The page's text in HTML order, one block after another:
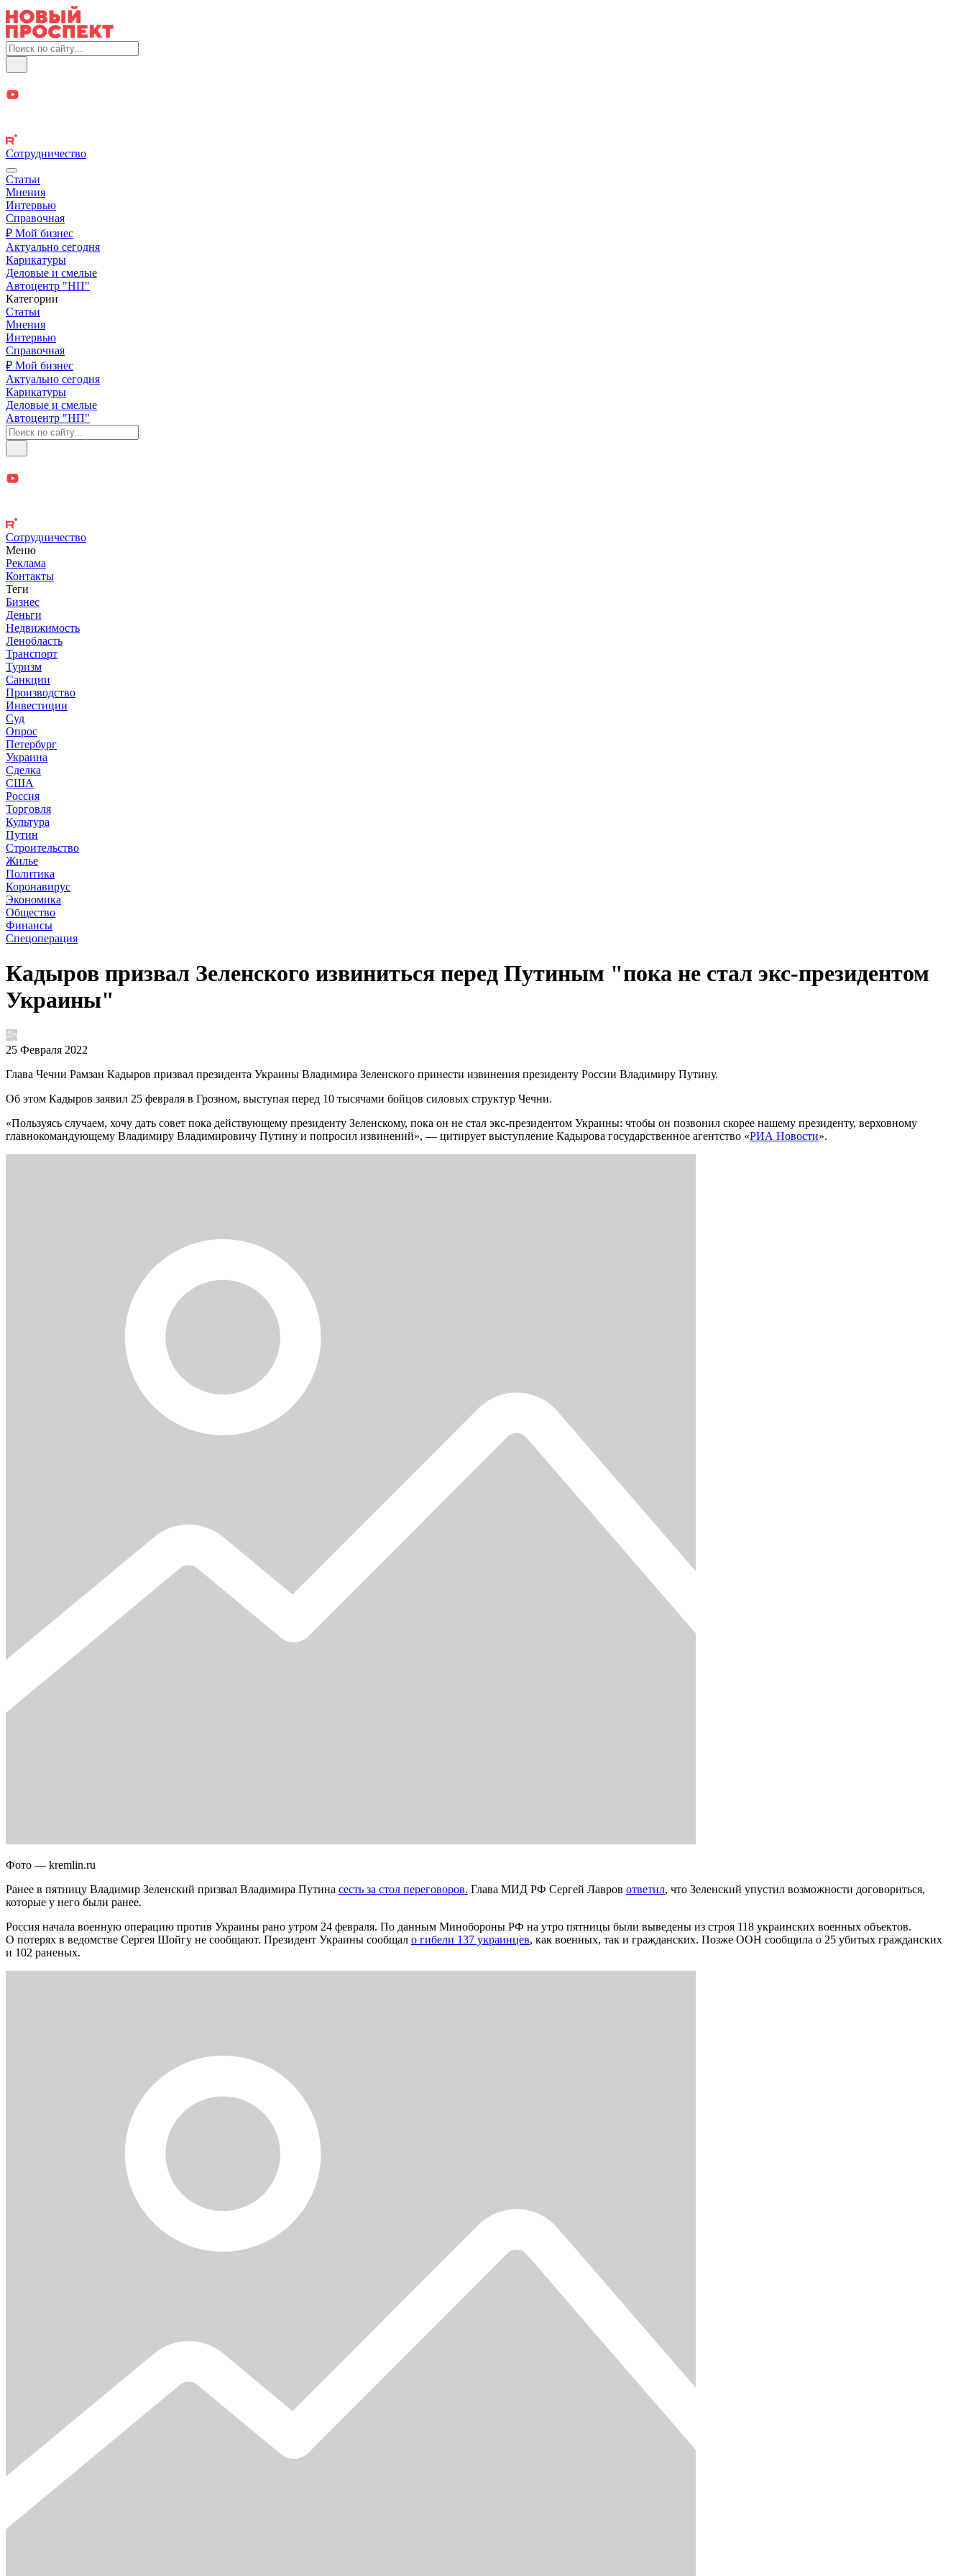
Сотрудничество
Статьи
Мнения
Интервью
Справочная
₽ Мой бизнес
Актуально сегодня
Карикатуры
Деловые и смелые
Автоцентр "НП"
Категории
Статьи
Мнения
Интервью
Справочная
₽ Мой бизнес
Актуально сегодня
Карикатуры
Деловые и смелые
Автоцентр "НП"
Сотрудничество
Меню
Реклама
Контакты
Теги
Бизнес
Деньги
Недвижимость
Ленобласть
Транспорт
Туризм
Санкции
Производство
Инвестиции
Суд
Опрос
Петербург
Украина
Сделка
США
Россия
Торговля
Культура
Путин
Строительство
Жилье
Политика
Коронавирус
Экономика
Общество
Финансы
Спецоперация
Кадыров призвал Зеленского извиниться перед Путиным "пока не стал экс-президентом
Украины"
25 Февраля 2022
Глава Чечни Рамзан Кадыров призвал президента Украины Владимира Зеленского принести извинения президенту России Владимиру Путину.
Об этом Кадыров заявил 25 февраля в Грозном, выступая перед 10 тысячами бойцов силовых структур Чечни.
«Пользуясь случаем, хочу дать совет пока действующему президенту Зеленскому, пока он не стал экс-президентом Украины: чтобы он позвонил скорее нашему президенту, верховному
главнокомандующему Владимиру Владимировичу Путину и попросил извинений», — цитирует выступление Кадырова государственное агентство «РИА Новости».
Фото — kremlin.ru
Ранее в пятницу Владимир Зеленский призвал Владимира Путина сесть за стол переговоров. Глава МИД РФ Сергей Лавров ответил, что Зеленский упустил возможности договориться,
которые у него были ранее.
Россия начала военную операцию против Украины рано утром 24 февраля. По данным Минобороны РФ на утро пятницы были выведены из строя 118 украинских военных объектов.
О потерях в ведомстве Сергея Шойгу не сообщают. Президент Украины сообщал о гибели 137 украинцев, как военных, так и гражданских. Позже ООН сообщила о 25 убитых гражданских
и 102 раненых.